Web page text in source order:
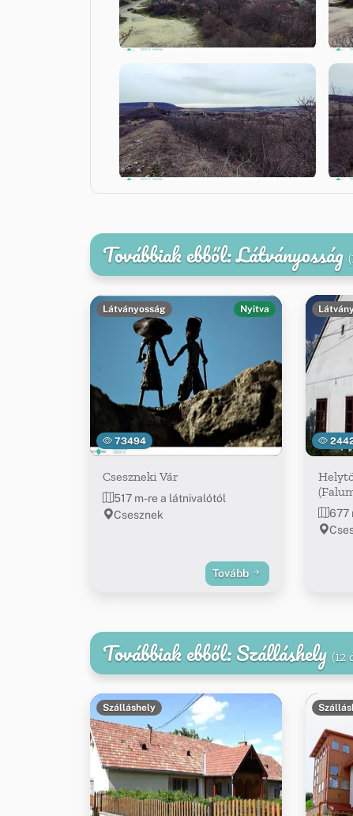
Továbbiak ebből: Látványosság
73494
Látványosság Nyitva
Cseszneki Vár
517 m-re a látnivalótól
Csesznek
Tovább
677
Továbbiak ebből: Szálláshely (12
Szálláshely